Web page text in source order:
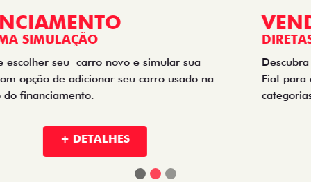
VENDAS
DIRETAS
Descubra as melhores soluções e descontos em um novo
Fiat para empresas, produtores rurais, taxistas e outras
categorias de negócios.
+ DETALHES